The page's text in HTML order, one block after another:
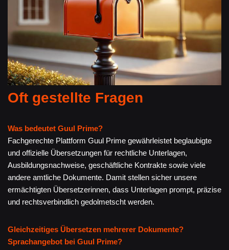
Oft gestellte Fragen
Was bedeutet Guul Prime?
Fachgerechte Plattform Guul Prime gewährleistet beglaubigte
und offizielle Übersetzungen für rechtliche Unterlagen,
Ausbildungsnachweise, geschäftliche Kontrakte sowie viele
andere amtliche Dokumente. Damit stellen sicher unsere
ermächtigten Übersetzerinnen, dass Unterlagen prompt, präzise
und rechtsverbindlich gedolmetscht werden.
Gleichzeitiges Übersetzen mehrerer Dokumente?
Sprachangebot bei Guul Prime?